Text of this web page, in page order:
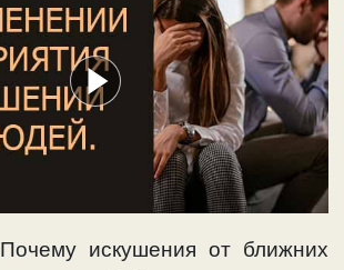
Почему искушения от ближних